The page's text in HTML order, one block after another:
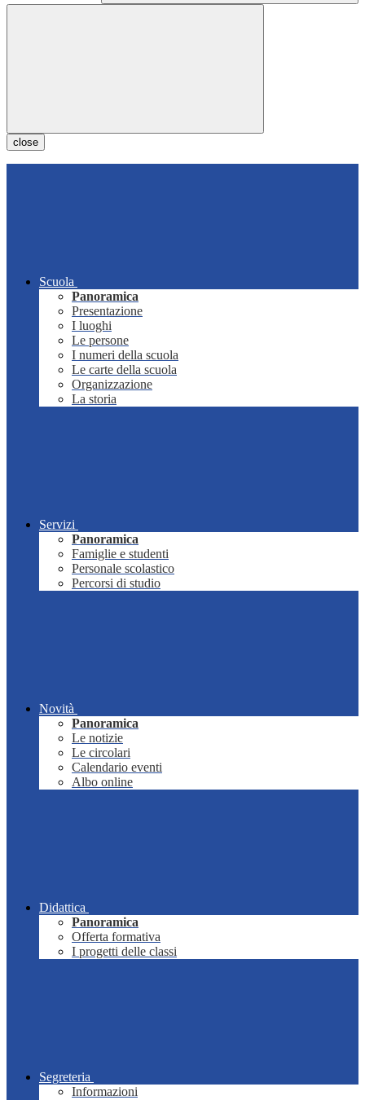
close
Scuola
Panoramica
Presentazione
I luoghi
Le persone
I numeri della scuola
Le carte della scuola
Organizzazione
La storia
Servizi
Panoramica
Famiglie e studenti
Personale scolastico
Percorsi di studio
Novità
Panoramica
Le notizie
Le circolari
Calendario eventi
Albo online
Didattica
Panoramica
Offerta formativa
I progetti delle classi
Segreteria
Informazioni